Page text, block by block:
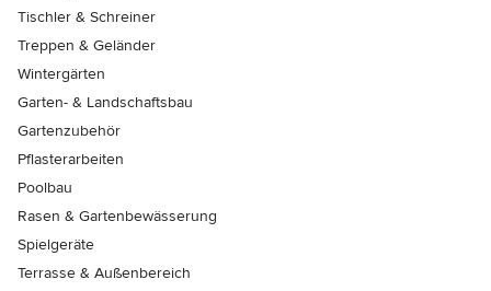
Tischler & Schreiner
Treppen & Geländer
Wintergärten
Garten- & Landschaftsbau
Gartenzubehör
Pflasterarbeiten
Poolbau
Rasen & Gartenbewässerung
Spielgeräte
Terrasse & Außenbereich